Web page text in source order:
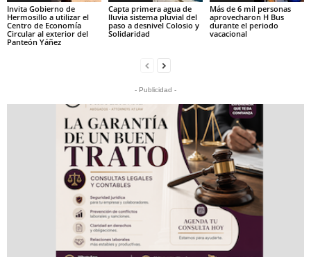
Invita Gobierno de
Hermosillo a utilizar el
Centro de Economía
Circular al exterior del
Panteón Yáñez
Capta primera agua de
lluvia sistema pluvial del
paso a desnivel Colosio y
Solidaridad
Más de 6 mil personas
aprovecharon H Bus
durante el periodo
vacacional
- Publicidad -